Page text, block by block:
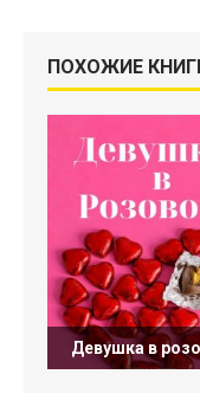
ПОХОЖИЕ
Девушка в